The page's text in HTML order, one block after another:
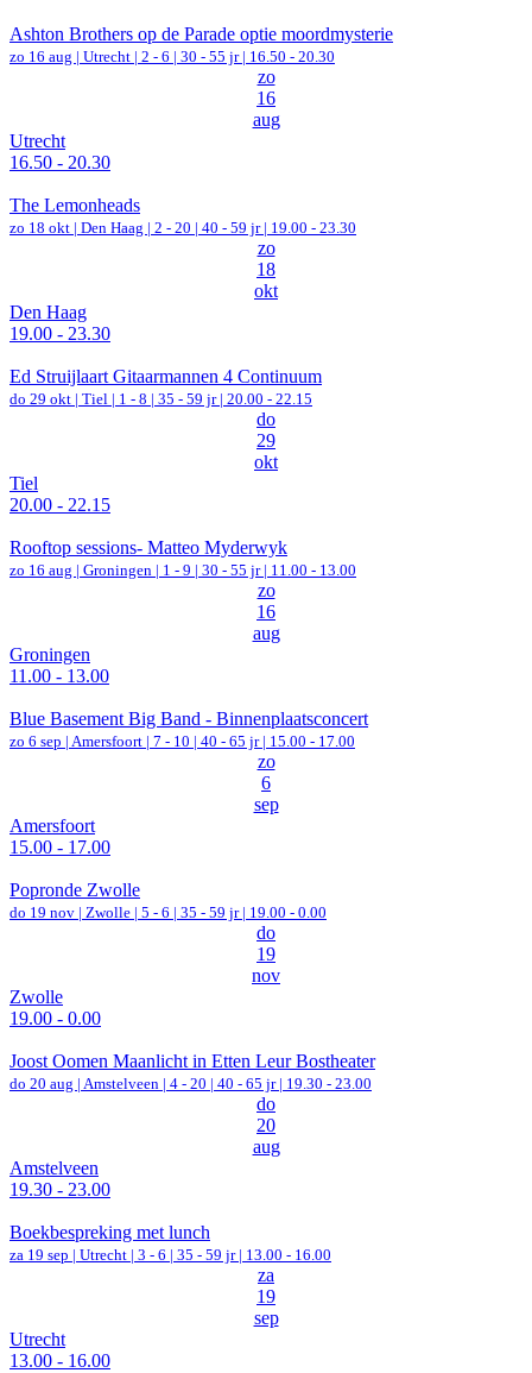
Ashton Brothers op de Parade optie moordmysterie
zo 16 aug | Utrecht | 2 - 6 | 30 - 55 jr | 16.50 - 20.30
zo
16
aug
Utrecht
16.50 - 20.30
The Lemonheads
zo 18 okt | Den Haag | 2 - 20 | 40 - 59 jr | 19.00 - 23.30
zo
18
okt
Den Haag
19.00 - 23.30
Ed Struijlaart Gitaarmannen 4 Continuum
do 29 okt | Tiel | 1 - 8 | 35 - 59 jr | 20.00 - 22.15
do
29
okt
Tiel
20.00 - 22.15
Rooftop sessions- Matteo Myderwyk
zo 16 aug | Groningen | 1 - 9 | 30 - 55 jr | 11.00 - 13.00
zo
16
aug
Groningen
11.00 - 13.00
Blue Basement Big Band - Binnenplaatsconcert
zo 6 sep | Amersfoort | 7 - 10 | 40 - 65 jr | 15.00 - 17.00
zo
6
sep
Amersfoort
15.00 - 17.00
Popronde Zwolle
do 19 nov | Zwolle | 5 - 6 | 35 - 59 jr | 19.00 - 0.00
do
19
nov
Zwolle
19.00 - 0.00
Joost Oomen Maanlicht in Etten Leur Bostheater
do 20 aug | Amstelveen | 4 - 20 | 40 - 65 jr | 19.30 - 23.00
do
20
aug
Amstelveen
19.30 - 23.00
Boekbespreking met lunch
za 19 sep | Utrecht | 3 - 6 | 35 - 59 jr | 13.00 - 16.00
za
19
sep
Utrecht
13.00 - 16.00